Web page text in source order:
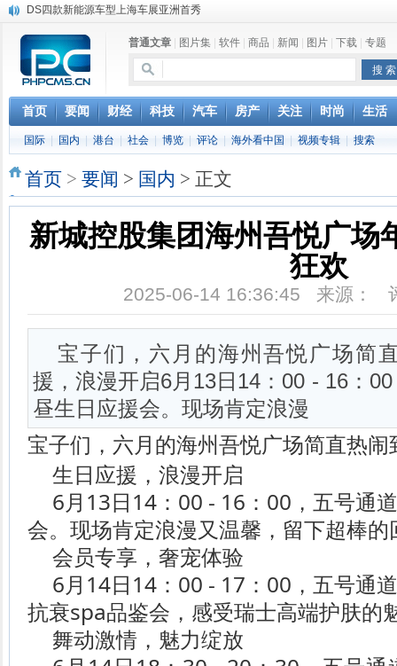
DS四款新能源车型上海车展亚洲首秀
小米高管：虽然高通与苹果和解，但5G iPhone最快明年下半年发布
iOS 13加入黑暗模式 多功能加持6月份见
高通与苹果达成和解，双方达成6年许可协议
巴黎圣母院大火肆虐，人类文明的一场浩劫
奔驰维权女车主捅出了一个最大的瓜
苹果MacOS曝新功能：将iPad作为拓展屏
普通文章 图片集 软件 商品 新闻 图片 下载 专题
首页 要闻 财经 科技 汽车 房产 关注 时尚 生活
国际 国内 港台 社会 博览 评论 海外看中国 视频专辑 搜索
首页 > 要闻 > 国内 > 正文
新城控股集团海州吾悦广场
狂欢
2025-06-14 16:36:45 来源：
宝子们，六月的海州吾悦广场简
援，浪漫开启6月13日14：00 - 16：
昼生日应援会。现场肯定浪漫
宝子们，六月的海州吾悦广场简直热闹
生日应援，浪漫开启
6月13日14：00 - 16：00，五号通
会。现场肯定浪漫又温馨，留下超棒的
会员专享，奢宠体验
6月14日14：00 - 17：00，五号通
抗衰spa品鉴会，感受瑞士高端护肤的
舞动激情，魅力绽放